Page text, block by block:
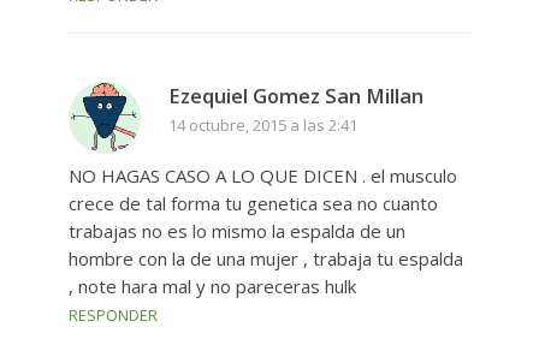
Ezequiel Gomez San Millan
14 octubre, 2015 a las 2:41
NO HAGAS CASO A LO QUE DICEN . el musculo
crece de tal forma tu genetica sea no cuanto
trabajas no es lo mismo la espalda de un
hombre con la de una mujer , trabaja tu espalda
, note hara mal y no pareceras hulk
RESPONDER